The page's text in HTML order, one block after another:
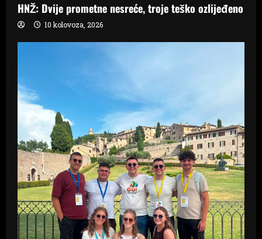
HNŽ: Dvije prometne nesreće, troje teško ozlijeđeno
10 kolovoza, 2026